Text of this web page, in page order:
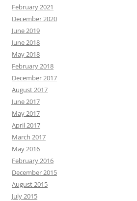
February 2021
December 2020
June 2019
June 2018
May 2018
February 2018
December 2017
August 2017
June 2017
May 2017
April 2017
March 2017
May 2016
February 2016
December 2015
August 2015
July 2015